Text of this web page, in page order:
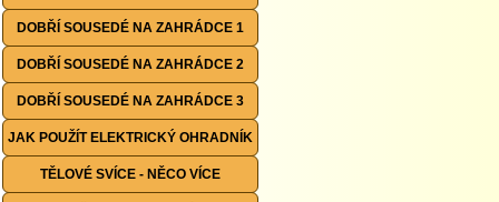
DOBŘÍ SOUSEDÉ NA ZAHRÁDCE 1
DOBŘÍ SOUSEDÉ NA ZAHRÁDCE 2
DOBŘÍ SOUSEDÉ NA ZAHRÁDCE 3
JAK POUŽÍT ELEKTRICKÝ OHRADNÍK
TĚLOVÉ SVÍCE - NĚCO VÍCE